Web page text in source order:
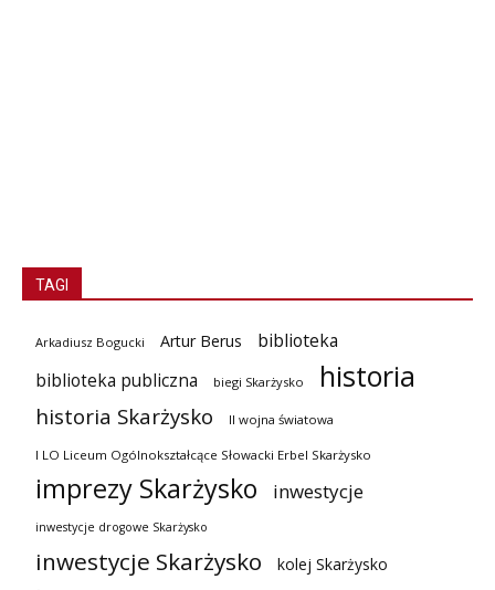
TAGI
Arkadiusz Bogucki Artur Berus
biblioteka
biblioteka publiczna
biegi Skarżysko historia
historia Skarżysko II wojna światowa
I LO Liceum Ogólnokształcące Słowacki Erbel Skarżysko
imprezy Skarżysko inwestycje
inwestycje drogowe Skarżysko
inwestycje Skarżysko kolej Skarżysko